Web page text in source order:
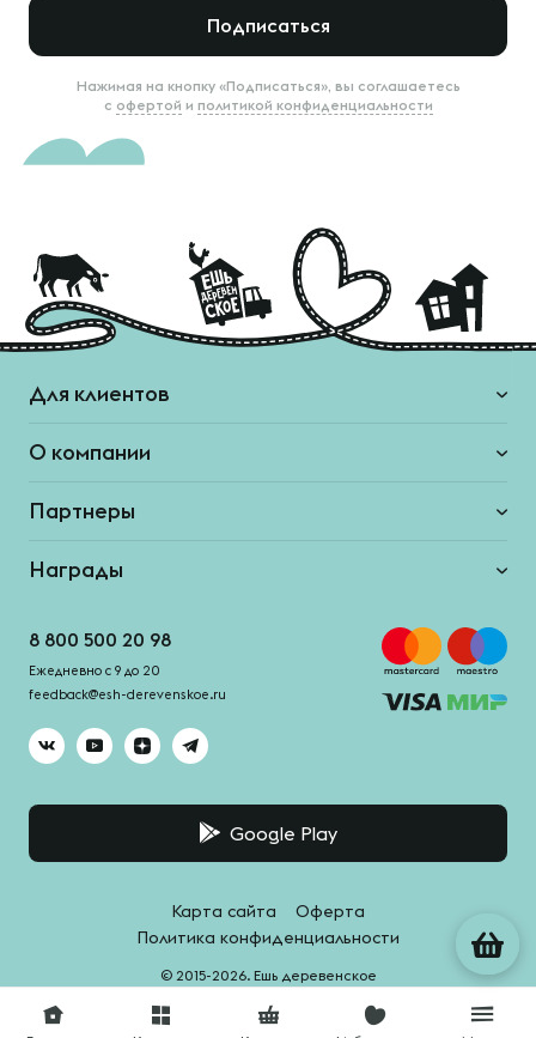
Подписаться
Нажимая на кнопку «Подписаться», вы соглашаетесь
с офертой и политикой конфиденциальности
Для клиентов
О компании
Партнеры
Награды
8 800 500 20 98
Ежедневно с 9 до 20
feedback@esh-derevenskoe.ru
Google Play
© 2015-2026. Ешь деревенское
Карта сайта
Оферта
Политика конфиденциальности
Система качества - HACCPro